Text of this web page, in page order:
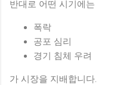
반대로 어떤 시기에는
폭락
공포 심리
경기 침체 우려
가 시장을 지배합니다.